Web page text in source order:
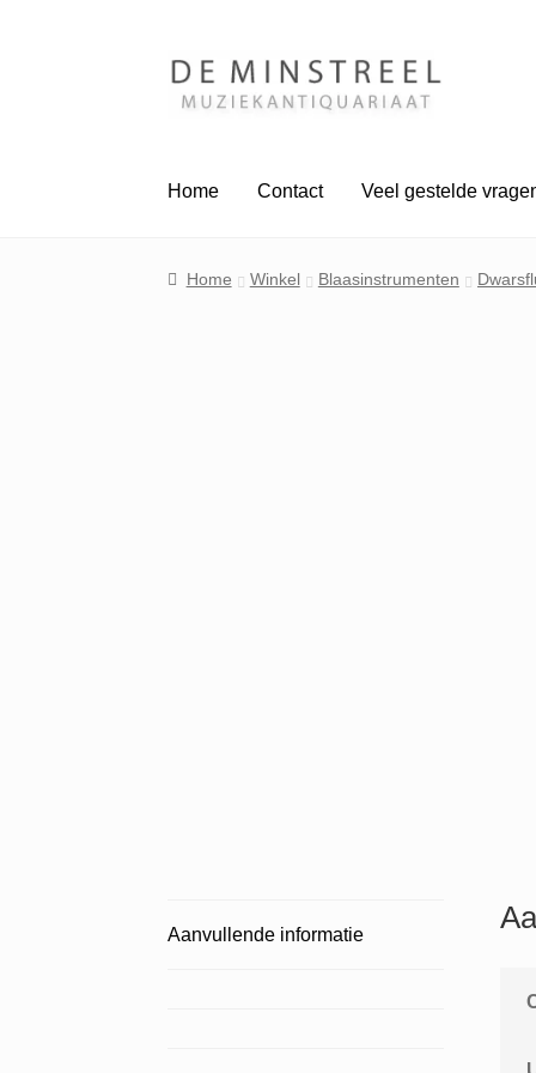
Ga
door
Ga
naar
Home
Contact Veel gestelde
Home Winkel Blaasinstrumenten
Aanvullende informatie